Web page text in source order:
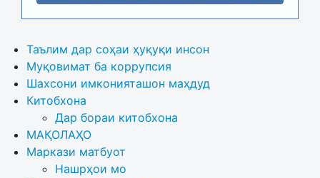
Таълим дар соҳаи ҳуқуқи инсон
Муқовимат ба коррупсия
Шахсони имконияташон маҳдуд
Китобхона
Дар бораи китобхона
МАҚОЛАҲО
Маркази матбуот
Нашрҳои мо